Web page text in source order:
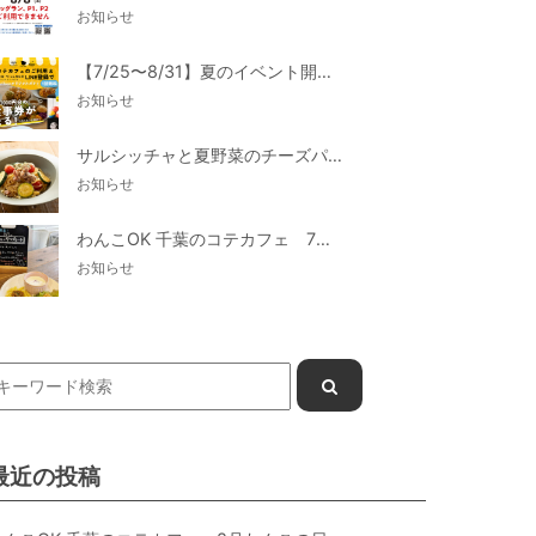
お知らせ
【7/25〜8/31】夏のイベント開催
お知らせ
サルシッチャと夏野菜のチーズパスタ期間限定新メニュー登場！
お知らせ
わんこOK 千葉のコテカフェ 7月わんこの日 白身魚とカラフルやさいのオムレツ
お知らせ
近の投稿